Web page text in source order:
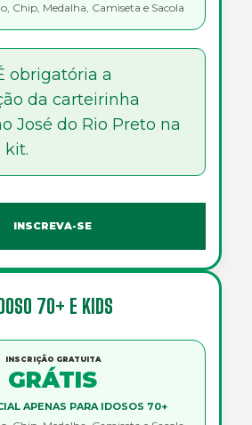
Chip, Medalha, Camiseta e Sacola
obrigatória a
da carteirinha
José do Rio Preto na
kit.
INSCREVA-SE
IDOSO 70+ E KIDS
INSCRIÇÃO GRATUITA
GRÁTIS
APENAS PARA IDOSOS 70+